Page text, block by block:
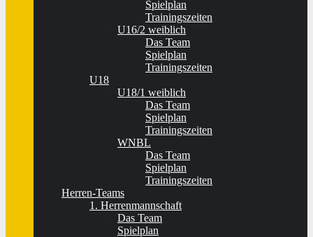
Spielplan
Trainingszeiten
U16/2 weiblich
Das Team
Spielplan
Trainingszeiten
U18
U18/1 weiblich
Das Team
Spielplan
Trainingszeiten
WNBL
Das Team
Spielplan
Trainingszeiten
Herren-Teams
1. Herrenmannschaft
Das Team
Spielplan